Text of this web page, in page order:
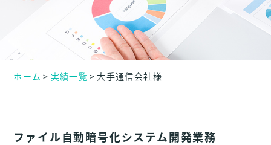
ホーム 実績一覧 大手通信会社様
ファイル自動暗号化システム開発業務